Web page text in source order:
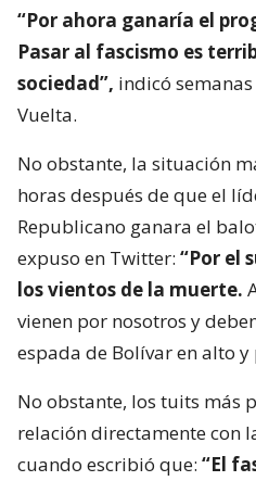
“Por ahora ganaría el
Pasar al fascismo es
sociedad”, indicó
Vuelta.
No obstante, la situación
horas después de que el
Republicano ganara el
expuso en Twitter: “Por el
los vientos de la muerte.
vienen por nosotros y
espada de Bolívar en alto y
No obstante, los tuits más
relación directamente con
cuando escribió que: “El